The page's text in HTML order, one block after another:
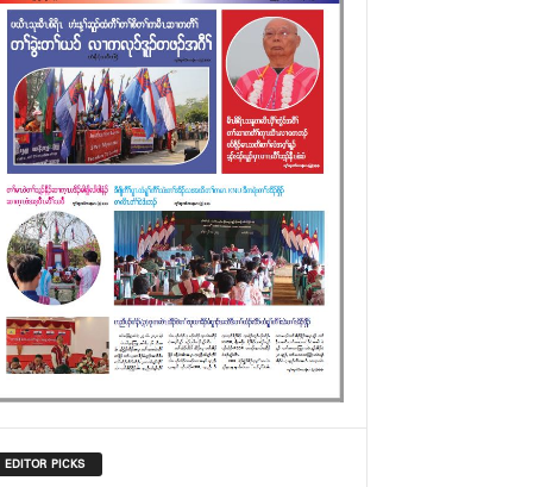
EDITOR PICKS